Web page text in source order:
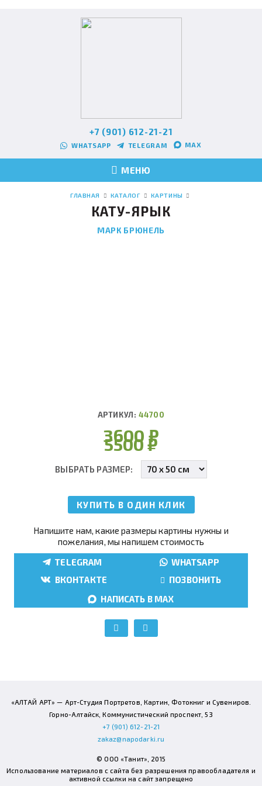
+7 (901) 612-21-21
WHATSAPP TELEGRAM MAX
МЕНЮ
ГЛАВНАЯ КАТАЛОГ КАРТИНЫ
КАТУ-ЯРЫК
МАРК БРЮНЕЛЬ
АРТИКУЛ:44700
3600 ₽
5500₽
ВЫБРАТЬ РАЗМЕР:
КУПИТЬ В ОДИН КЛИК
Напишите нам, какие размеры картины нужны и
пожелания, мы напишем стоимость
TELEGRAM
WHATSAPP
ВКОНТАКТЕ
ПОЗВОНИТЬ
НАПИСАТЬ В MAX
«АЛТАЙ АРТ» — Арт-Студия Портретов, Картин, Фотокниг и Сувениров.
Горно-Алтайск, Коммунистический проспект, 53
+7 (901) 612-21-21
zakaz@napodarki.ru
© ООО «Танит», 2015
Использование материалов с сайта без разрешения правообладателя и
активной ссылки на сайт запрещено